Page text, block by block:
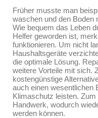
Früher musste man
waschen und den Boden
Wie bequem das Leben
Helfer geworden ist,
funktionieren. Um nicht
Haushaltsgeräte
die optimale Lösung.
weitere Vorteile mit sich.
kostengünstige
auch einen wesentlichen
Klimaschutz leisten.
Handwerk, wodurch
werden können.